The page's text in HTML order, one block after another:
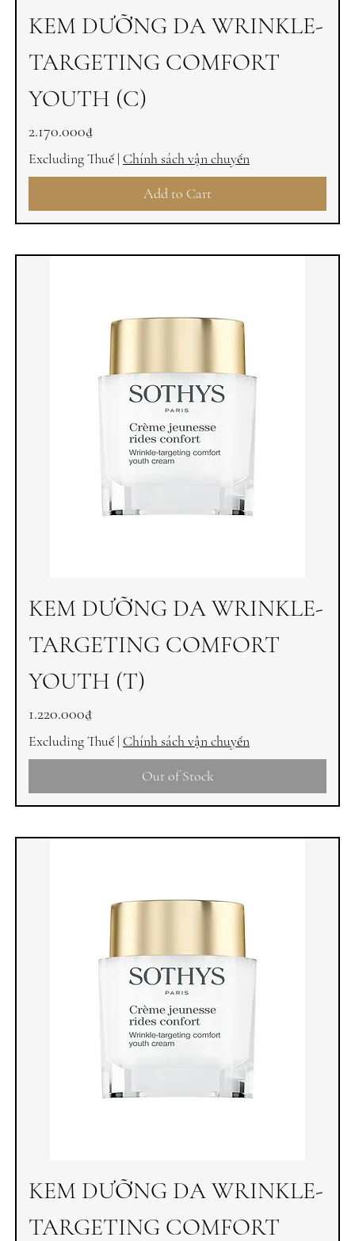
KEM DƯỠNG DA WRINKLE-
TARGETING COMFORT
YOUTH (C)
Price
2.170.000₫
Excluding Thuế| Chính sách vận chuyển
Add to Cart
KEM DƯỠNG DA WRINKLE-
TARGETING COMFORT
YOUTH (T)
Price
1.220.000₫
Excluding Thuế| Chính sách vận chuyển
Out of Stock
KEM DƯỠNG DA WRINKLE-
TARGETING COMFORT